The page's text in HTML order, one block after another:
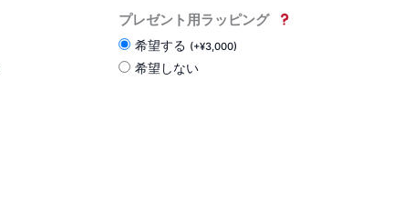
プレゼント用ラッピング
希望する (+¥3,000)
希望しない